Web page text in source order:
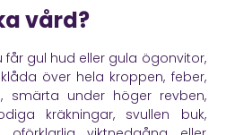
vård?
gul hud eller gula ögonvitor,
över hela kroppen, feber,
smärta under höger revben,
kräkningar, svullen buk,